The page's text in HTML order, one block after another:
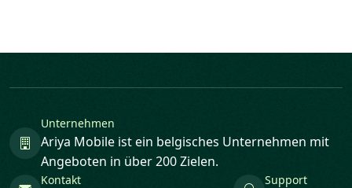
Unternehmen
Ariya Mobile ist ein belgisches Unternehmen mit
Angeboten in über 200 Zielen.
Kontakt Support